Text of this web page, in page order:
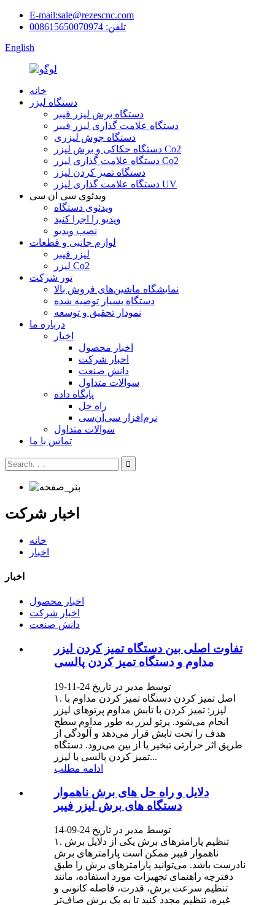
E-mail:sale@rezescnc.com
تلفن: 008615650070974
English
خانه
دستگاه لیزر
دستگاه برش لیزر فیبر
دستگاه علامت گذاری لیزر فیبر
دستگاه جوش لیزری
دستگاه حکاکی و برش لیزر Co2
دستگاه علامت گذاری لیزر Co2
دستگاه تمیز کردن لیزر
دستگاه علامت گذاری لیزر UV
ویدئوی سی ان سی
ویدئوی دستگاه
ویدیو را اجرا کنید
نصب ویدیو
لوازم جانبی و قطعات
لیزر فیبر
لیزر Co2
تور شرکت
نمایشگاه ماشین‌های فروش بالا
دستگاه بسیار توصیه شده
نمودار تحقیق و توسعه
درباره ما
اخبار
اخبار محصول
اخبار شرکت
دانش صنعت
سوالات متداول
پایگاه داده
راه حل
نرم‌افزار سی‌ان‌سی
سوالات متداول
تماس با ما
اخبار شرکت
خانه
اخبار
اخبار
اخبار محصول
اخبار شرکت
دانش صنعت
تفاوت اصلی بین دستگاه تمیز کردن لیزر
مداوم و دستگاه تمیز کردن پالسی
توسط مدیر در تاریخ 24-11-19
۱. اصل تمیز کردن دستگاه تمیز کردن مداوم با
لیزر: تمیز کردن با تابش مداوم پرتوهای لیزر
انجام می‌شود. پرتو لیزر به طور مداوم سطح
هدف را تحت تابش قرار می‌دهد و آلودگی از
طریق اثر حرارتی تبخیر یا از بین می‌رود. دستگاه
تمیز کردن پالسی با لیزر...
ادامه مطلب
دلایل و راه حل های برش ناهموار
دستگاه های برش لیزر فیبر
توسط مدیر در تاریخ 24-09-14
۱. تنظیم پارامترهای برش یکی از دلایل برش
ناهموار فیبر ممکن است پارامترهای برش
نادرست باشد. می‌توانید پارامترهای برش را طبق
دفترچه راهنمای تجهیزات مورد استفاده، مانند
تنظیم سرعت برش، قدرت، فاصله کانونی و
غیره، تنظیم مجدد کنید تا به یک برش صاف‌تر